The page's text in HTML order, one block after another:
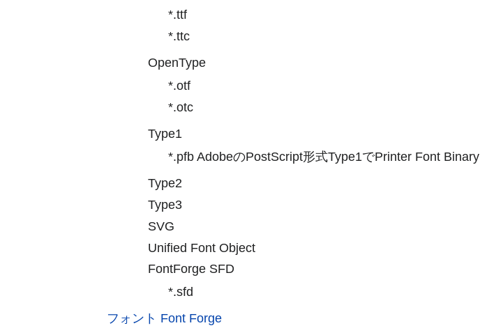
*.ttf
*.ttc
OpenType
*.otf
*.otc
Type1
*.pfb AdobeのPostScript形式Type1でPrinter Font Binary
Type2
Type3
SVG
Unified Font Object
FontForge SFD
*.sfd
フォント Font Forge